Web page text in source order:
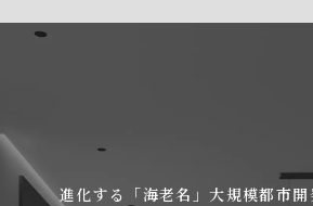
進化する「海老名」大規模都市開